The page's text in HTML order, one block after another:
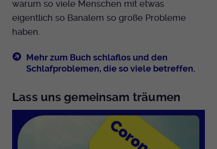
warum so viele Menschen mit etwas
eigentlich so Banalem so große Probleme
haben.
Mehr zum Buch schlaflos und den
Schlafproblemen, die so viele betreffen.
Lass uns gemeinsam träumen